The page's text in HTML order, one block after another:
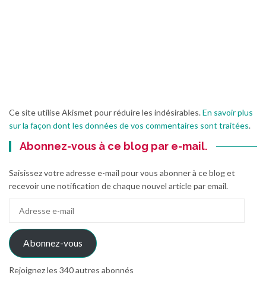
Ce site utilise Akismet pour réduire les indésirables.En savoir plus
sur la façon dont les données de vos commentaires sont traitées.
Abonnez-vous à ce blog par e-mail.
Saisissez votre adresse e-mail pour vous abonner à ce blog et
recevoir une notification de chaque nouvel article par email.
mail
Abonnez-vous
Rejoignez les 340 autres abonnés